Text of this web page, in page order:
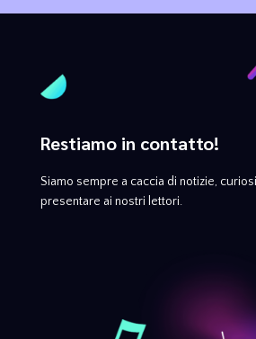
Restiamo in contatto!
Siamo sempre a caccia di notizie,
presentare ai nostri lettori.